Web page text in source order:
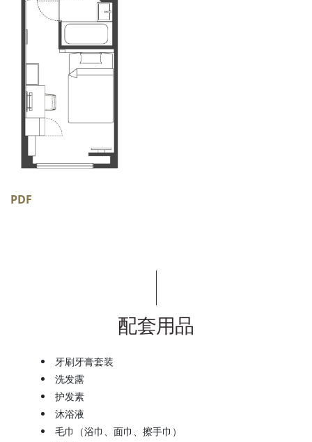
PDF
配套用品
牙刷牙膏套装
洗发露
护发素
沐浴液
毛巾（浴巾、面巾、擦手巾）